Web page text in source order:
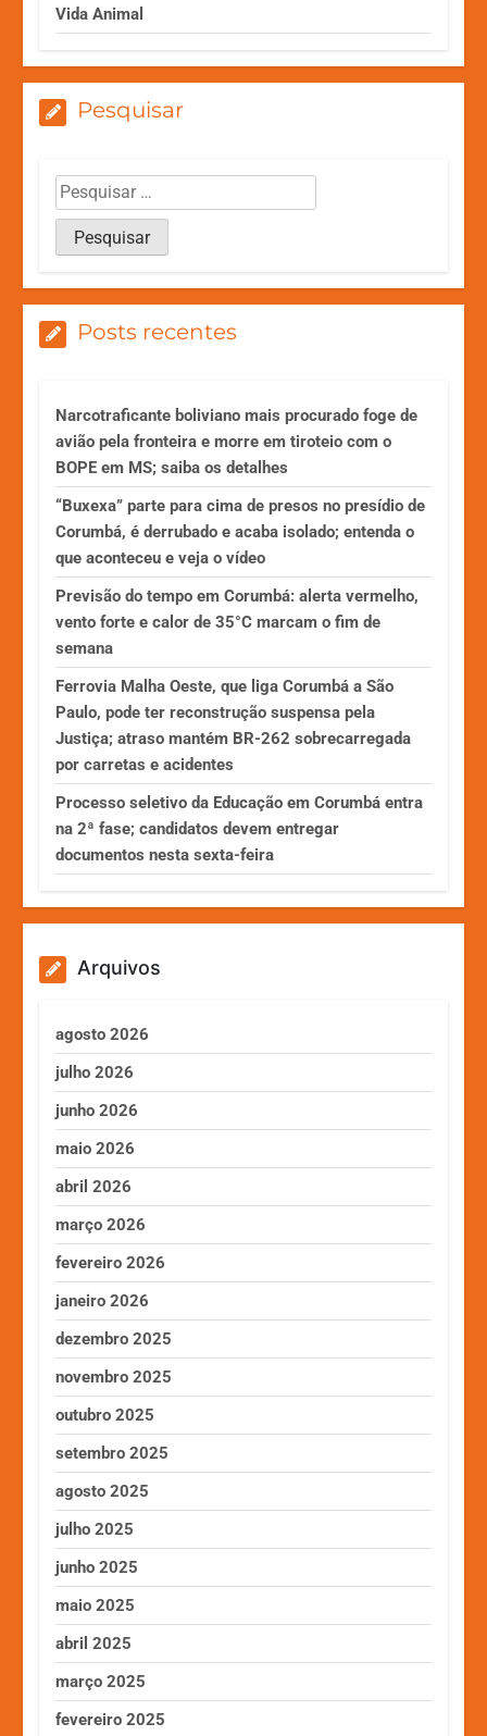
Vida Animal
Pesquisar
Posts recentes
Narcotraficante boliviano mais procurado foge de
avião pela fronteira e morre em tiroteio com o
BOPE em MS; saiba os detalhes
“Buxexa” parte para cima de presos no presídio de
Corumbá, é derrubado e acaba isolado; entenda o
que aconteceu e veja o vídeo
Previsão do tempo em Corumbá: alerta vermelho,
vento forte e calor de 35°C marcam o fim de
semana
Ferrovia Malha Oeste, que liga Corumbá a São
Paulo, pode ter reconstrução suspensa pela
Justiça; atraso mantém BR-262 sobrecarregada
por carretas e acidentes
Processo seletivo da Educação em Corumbá entra
na 2ª fase; candidatos devem entregar
documentos nesta sexta-feira
Arquivos
agosto 2026
julho 2026
junho 2026
maio 2026
abril 2026
março 2026
fevereiro 2026
janeiro 2026
dezembro 2025
novembro 2025
outubro 2025
setembro 2025
agosto 2025
julho 2025
junho 2025
maio 2025
abril 2025
março 2025
fevereiro 2025